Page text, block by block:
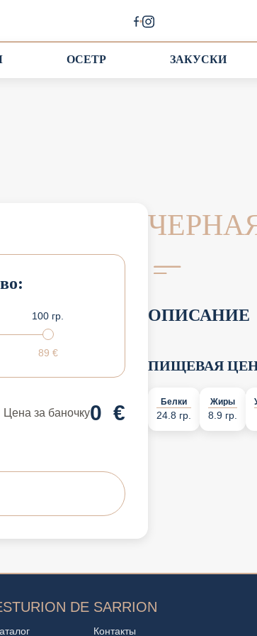
ОСЕТР ЗАКУСКИ
100 гр.
89 €
Цена за баночку0 €
ОПИСАНИЕ
ПИЩЕВАЯ
Белки
24.8 гр.
Жиры
8.9 гр.
DE SARRION
Контакты